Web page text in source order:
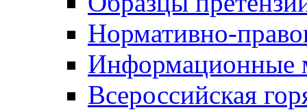
Нормативно-
Информационные
Всероссийская